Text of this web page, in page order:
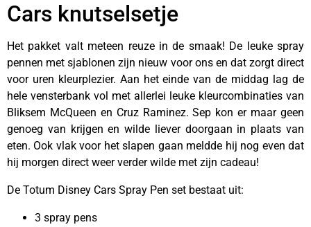
Cars knutselsetje
Het pakket valt meteen reuze in de smaak! De leuke spray
pennen met sjablonen zijn nieuw voor ons en dat zorgt direct
voor uren kleurplezier. Aan het einde van de middag lag de
hele vensterbank vol met allerlei leuke kleurcombinaties van
Bliksem McQueen en Cruz Raminez. Sep kon er maar geen
genoeg van krijgen en wilde liever doorgaan in plaats van
eten. Ook vlak voor het slapen gaan meldde hij nog even dat
hij morgen direct weer verder wilde met zijn cadeau!
De Totum Disney Cars Spray Pen set bestaat uit:
3 spray pens